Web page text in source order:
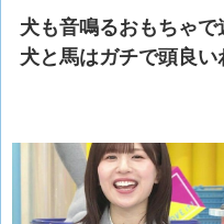
犬も音鳴るおもちゃ
犬と馬はガチで頭良い